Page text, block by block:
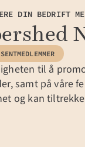
DIN BEDRIFT
til å
samt på våre
og kan